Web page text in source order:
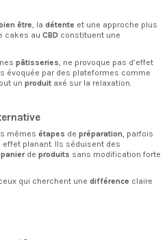
être, la détente et une approche plus
cakes au CBD constituent une
pâtisseries , ne provoque pas d’effet
évoquée par des plateformes comme
un produit axé sur la relaxation.
mêmes étapes de préparation , parfois
effet planant. Ils séduisent des
panierde produits sans modification forte
qui cherchent une différence claire